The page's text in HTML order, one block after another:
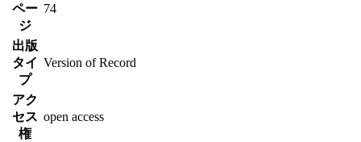
ペー
ジ
74
出版
タイ
プ
Version of Record
アク
セス
権
open access